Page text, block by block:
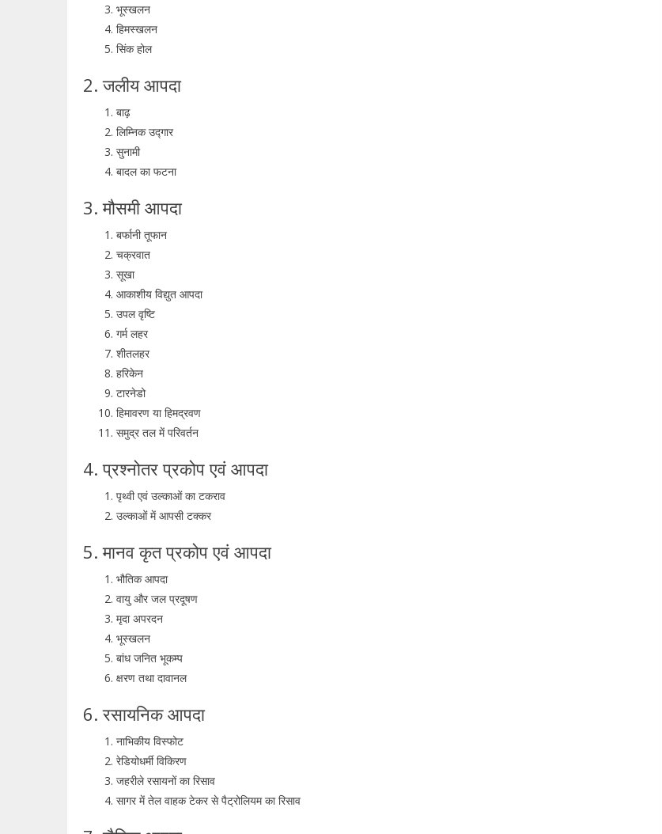
भूस्खलन
हिमस्खलन
सिंक होल
2. जलीय आपदा
बाढ़
लिम्निक उद्गार
सुनामी
बादल का फटना
3. मौसमी आपदा
बर्फानी तूफान
चक्रवात
सूखा
आकाशीय विद्युत आपदा
उपल वृष्टि
गर्म लहर
शीतलहर
हरिकेन
टारनेडो
हिमावरण या हिमद्रवण
समुद्र तल में परिवर्तन
4. प्रश्नोतर प्रकोप एवं आपदा
पृथ्वी एवं उल्काओं का टकराव
उल्काओं में आपसी टक्कर
5. मानव कृत प्रकोप एवं आपदा
भौतिक आपदा
वायु और जल प्रदूषण
मृदा अपरदन
भूस्खलन
बांध जनित भूकम्प
क्षरण तथा दावानल
6. रसायनिक आपदा
नाभिकीय विस्फोट
रेडियोधर्मी विकिरण
जहरीले रसायनों का रिसाव
सागर में तेल वाहक टेकर से पैट्रोलियम का रिसाव